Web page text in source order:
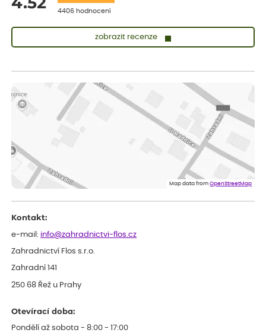
4.52 4406 hodnocení
zobrazit recenze
Měla jsem pouze 1objednavku a zatím jsem spokojená se
sazenicemi
Miroslava
Rostliny byly v pořádku, dobře zabalené, celková spokojenost.
Doporučuji :). Spokojenost, stromky v pěkném stavu. Jediné, co
my chybělo, bylo komunikování nedostupného zboží před
Map data fromOpenStreetMap
Kontakt:
e-mail: info@zahradnictvi-flos.cz
Zahradnictví Flos s.r.o.
Zahradní 141
250 68 Řež u Prahy
Otevírací doba:
Pondělí až sobota - 8:00 - 17:00